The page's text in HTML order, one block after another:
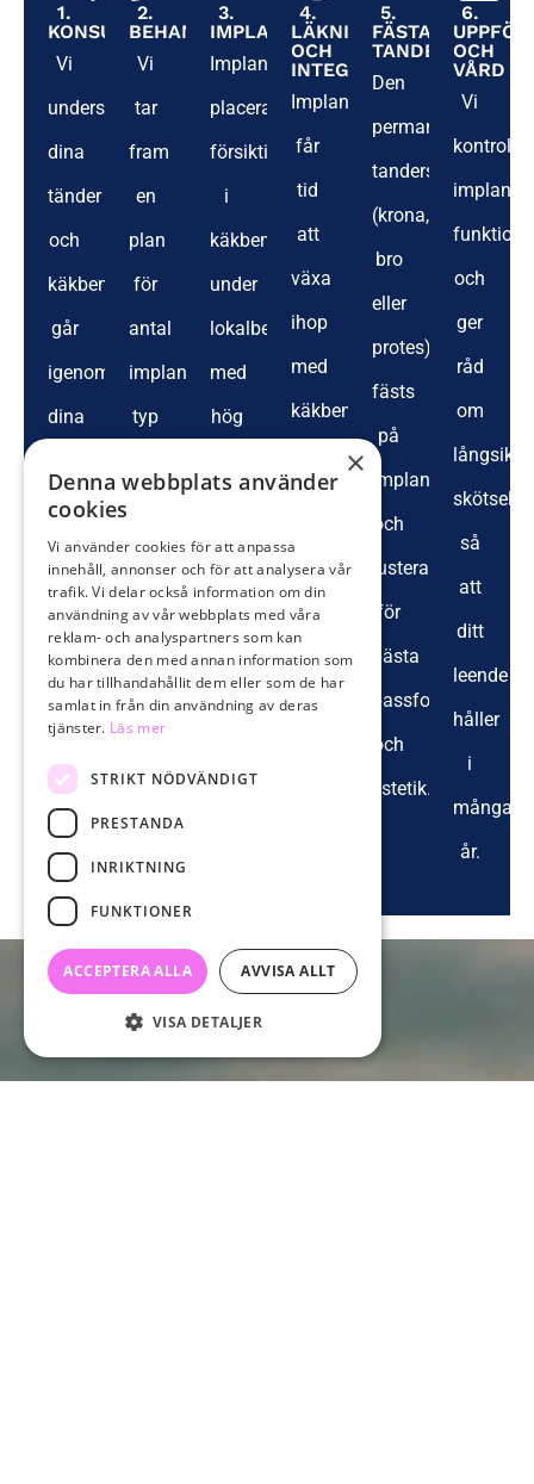
1.
KONSULTATION
Vi
undersöker
dina
tänder
och
käkben,
går
igenom
dina
och
planerar
behandlingen
individuellt.
2.
BEHANDLINGSPLAN
Vi
tar
fram
en
plan
för
antal
implantat,
typ
och
tidsplan,
och
förklarar
hela
processen.
3.
IMPLANTATPLACERING
Implantatet
placeras
försiktigt
i
käkbenet
under
lokalbedövning
med
hög
4.
LÄKNING
OCH
INTEGRATION
Implantatet
får
tid
att
växa
ihop
med
käkbenet.
upp
läkningsprocessen
och
ger
5.
FÄSTA
Den
permanenta
tandersättningen
(krona,
bro
eller
protes)
fästs
på
implantatet
och
justeras
för
bästa
passform
och
estetik.
6.
OCH
VÅRD
Vi
funktion
och
ger
råd
om
skötsel,
så
att
ditt
leende
håller
i
många
år.
×
Denna webbplats använder
cookies
Vi använder cookies för att anpassa
innehåll, annonser och för att analysera vår
trafik. Vi delar också information om din
användning av vår webbplats med våra
reklam- och analyspartners som kan
kombinera den med annan information som
du har tillhandahållit dem eller som de har
samlat in från din användning av deras
tjänster. Läs mer
STRIKT NÖDVÄNDIGT
PRESTANDA
INRIKTNING
FUNKTIONER
ACCEPTERA ALLA AVVISA ALLT
VISA DETALJER